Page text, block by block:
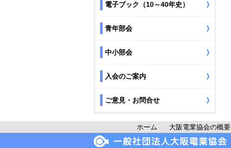
電子ブック（10～40年史）
青年部会
中小部会
入会のご案内
ご意見・お問合せ
ホーム 大阪電業協会の概要